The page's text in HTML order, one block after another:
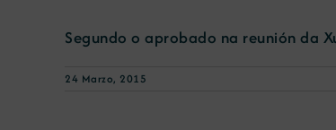
Segundo o aprobado na reunión da
24 Marzo, 2015